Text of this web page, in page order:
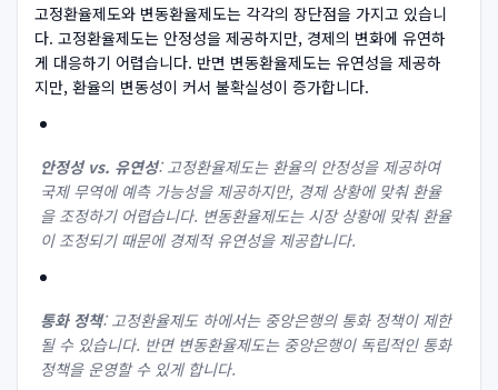
고정환율제도와 변동환율제도는 각각의 장단점을 가지고 있습니
다. 고정환율제도는 안정성을 제공하지만, 경제의 변화에 유연하
게 대응하기 어렵습니다. 반면 변동환율제도는 유연성을 제공하
지만, 환율의 변동성이 커서 불확실성이 증가합니다.
안정성 vs. 유연성: 고정환율제도는 환율의 안정성을 제공하여
국제 무역에 예측 가능성을 제공하지만, 경제 상황에 맞춰 환율
을 조정하기 어렵습니다. 변동환율제도는 시장 상황에 맞춰 환율
이 조정되기 때문에 경제적 유연성을 제공합니다.
통화 정책: 고정환율제도 하에서는 중앙은행의 통화 정책이 제한
될 수 있습니다. 반면 변동환율제도는 중앙은행이 독립적인 통화
정책을 운영할 수 있게 합니다.